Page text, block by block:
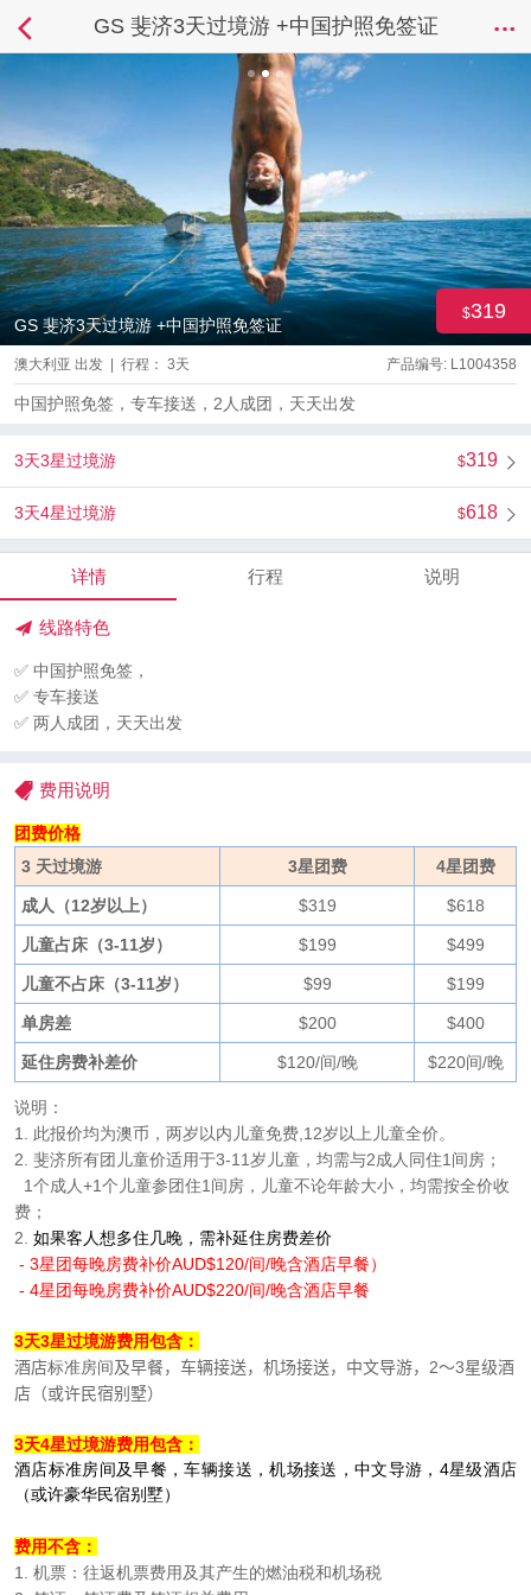
GS 斐济3天过境游 +中国护照免签证
GS 斐济3天过境游 +中国护照免签证
319
产品编号: L1004358
澳大利亚 出发 | 行程： 3天
中国护照免签，专车接送，2人成团，天天出发
319
3天3星过境游
618
3天4星过境游
详情 行程 说明
线路特色
✅ 中国护照免签，
✅ 专车接送
✅ 两人成团，天天出发
费用说明
团费价格
3 天过境游
3星团费 4星团费
成人（12岁以上） $319 $618
儿童占床（3-11岁） $199 $499
儿童不占床（3-11岁） $99 $199
单房差 $200 $400
延住房费补差价 $120/间/晚 $220间/晚
说明：
1. 此报价均为澳币，两岁以内儿童免费,12岁以上儿童全价。
2. 斐济所有团儿童价适用于3-11岁儿童，均需与2成人同住1间房；
1个成人+1个儿童参团住1间房，儿童不论年龄大小，均需按全价收
费；
2. 如果客人想多住几晚，需补延住房费差价
- 3星团每晚房费补价AUD$120/间/晚含酒店早餐）
- 4星团每晚房费补价AUD$220/间/晚含酒店早餐
3天3星过境游费用包含：
酒店标准房间及早餐，车辆接送，机场接送，中文导游， 2～3星级酒
店（或许民宿别墅）
3天4星过境游费用包含：
酒店标准房间及早餐，车辆接送，机场接送，中文导游， 4星级酒店
（或许豪华民宿别墅）
费用不含：
1. 机票：往返机票费用及其产生的燃油税和机场税